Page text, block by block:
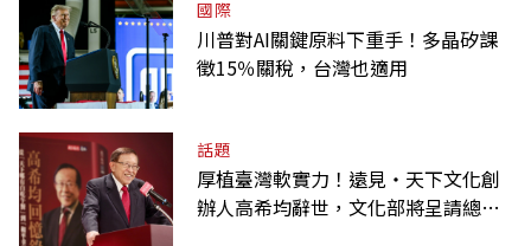
國際
川普對AI關鍵原料下重手！多晶矽課
徵15％關稅，台灣也適用
話題
厚植臺灣軟實力！遠見‧天下文化創
辦人高希均辭世，文化部將呈請總統